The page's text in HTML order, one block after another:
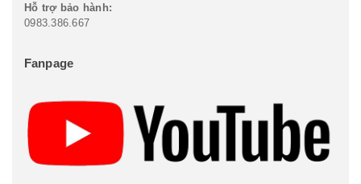
Hỗ trợ bảo hành:
0983.386.667
Fanpage